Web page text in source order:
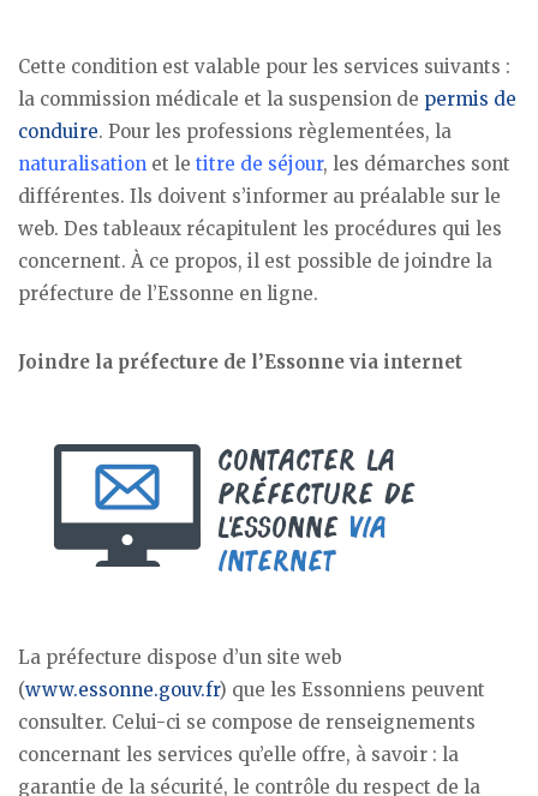
Cette condition est valable pour les services suivants :
la commission médicale et la suspension de permis de
conduire. Pour les professions règlementées, la
naturalisation et le titre de séjour, les démarches sont
différentes. Ils doivent s’informer au préalable sur le
web. Des tableaux récapitulent les procédures qui les
concernent. À ce propos, il est possible de joindre la
préfecture de l’Essonne en ligne.
Joindre la préfecture de l’Essonne via internet
La préfecture dispose d’un site web
(www.essonne.gouv.fr) que les Essonniens peuvent
consulter. Celui-ci se compose de renseignements
concernant les services qu’elle offre, à savoir : la
garantie de la sécurité, le contrôle du respect de la